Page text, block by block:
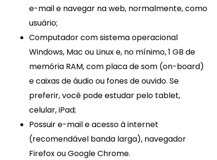
e-mail e navegar na web, normalmente, como
usuário;
Computador com sistema operacional
Windows, Mac ou Linux e, no mínimo, 1 GB de
memória RAM, com placa de som (on-board)
e caixas de áudio ou fones de ouvido. Se
preferir, você pode estudar pelo tablet,
celular, iPad;
Possuir e-mail e acesso à internet
(recomendável banda larga), navegador
Firefox ou Google Chrome.